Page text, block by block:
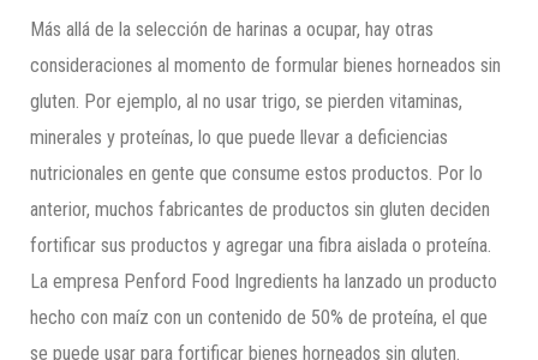
Más allá de la selección de harinas a ocupar, hay otras
consideraciones al momento de formular bienes horneados sin
gluten. Por ejemplo, al no usar trigo, se pierden vitaminas,
minerales y proteínas, lo que puede llevar a deficiencias
nutricionales en gente que consume estos productos. Por lo
anterior, muchos fabricantes de productos sin gluten deciden
fortificar sus productos y agregar una fibra aislada o proteína.
La empresa Penford Food Ingredients ha lanzado un producto
hecho con maíz con un contenido de 50% de proteína, el que
se puede usar para fortificar bienes horneados sin gluten.